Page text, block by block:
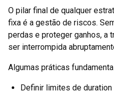
O pilar final de qualquer
fixa é a gestão de riscos.
perdas e proteger ganhos, a
ser interrompida
Algumas práticas
Definir limites de